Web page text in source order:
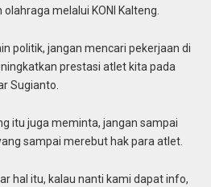
melalui KONI Kalteng.
politik, jangan mencari pekerjaan di
prestasi atlet kita pada
Sugianto.
itu juga meminta, jangan sampai
sampai merebut hak para atlet.
hal itu, kalau nanti kami dapat info,